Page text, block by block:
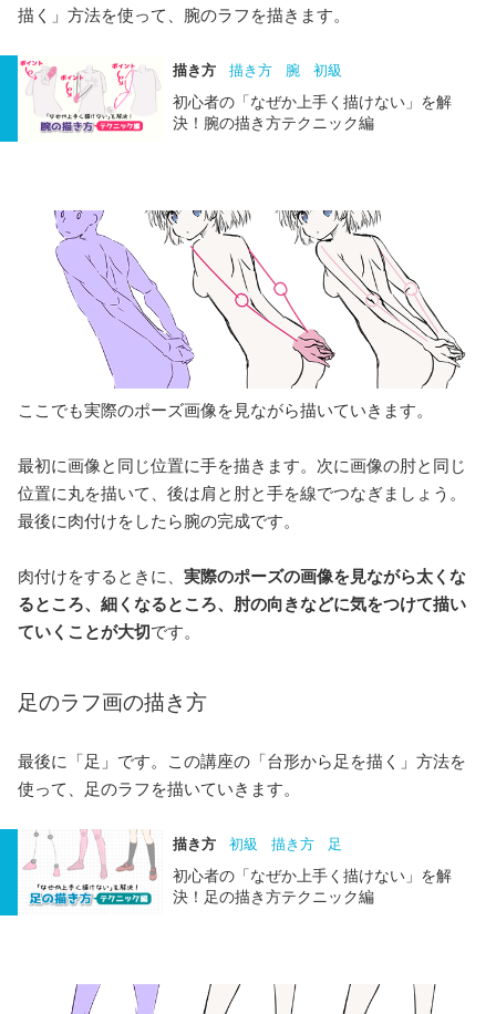
描く」方法を使って、腕のラフを描きます。
描き方 描き方 腕 初級
初心者の「なぜか上手く描けない」を解
決！腕の描き方テクニック編
ここでも実際のポーズ画像を見ながら描いていきます。
最初に画像と同じ位置に手を描きます。次に画像の肘と同じ
位置に丸を描いて、後は肩と肘と手を線でつなぎましょう。
最後に肉付けをしたら腕の完成です。
肉付けをするときに、 実際のポーズの画像を見ながら太くな
るところ、細くなるところ、肘の向きなどに気をつけて描い
ていくことが大切です。
足のラフ画の描き方
最後に「足」です。この講座の「台形から足を描く」方法を
使って、足のラフを描いていきます。
描き方 初級 描き方 足
初心者の「なぜか上手く描けない」を解
決！足の描き方テクニック編